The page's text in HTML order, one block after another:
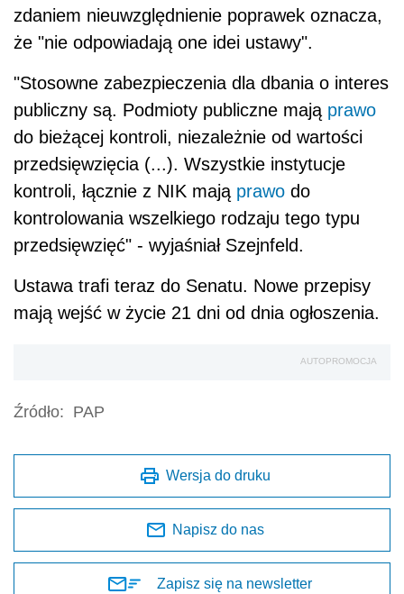
zdaniem nieuwzględnienie poprawek oznacza,
że "nie odpowiadają one idei ustawy".
"Stosowne zabezpieczenia dla dbania o interes
publiczny są. Podmioty publiczne mają prawo
do bieżącej kontroli, niezależnie od wartości
przedsięwzięcia (...). Wszystkie instytucje
kontroli, łącznie z NIK mają prawo do
kontrolowania wszelkiego rodzaju tego typu
przedsięwzięć" - wyjaśniał Szejnfeld.
Ustawa trafi teraz do Senatu. Nowe przepisy
mają wejść w życie 21 dni od dnia ogłoszenia.
AUTOPROMOCJA
Źródło: PAP
Wersja do druku
Napisz do nas
Zapisz się na newsletter